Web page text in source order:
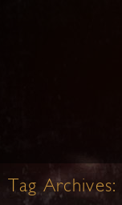
Tag Archives: